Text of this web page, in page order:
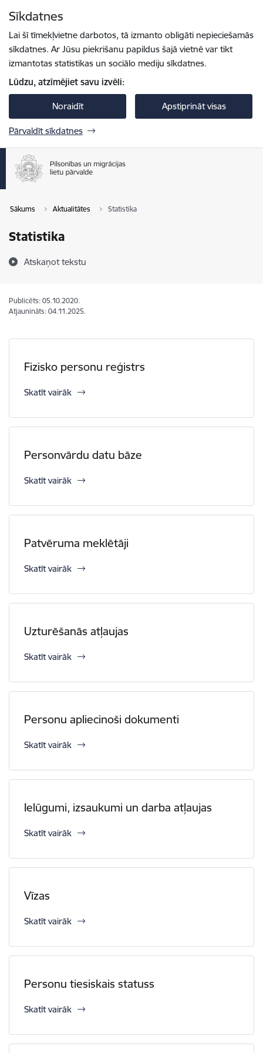
Sīkdatnes
Lai šī tīmekļvietne darbotos, tā izmanto obligāti nepieciešamās
sīkdatnes. Ar Jūsu piekrišanu papildus šajā vietnē var tikt
izmantotas statistikas un sociālo mediju sīkdatnes.
Lūdzu, atzīmējiet savu izvēli:
Noraidīt Apstiprināt visas
Pārvaldīt sīkdatnes
Sākums Aktualitātes Statistika
Statistika
Atskaņot tekstu
Publicēts: 05.10.2020.
Atjaunināts: 04.11.2025.
Fizisko personu reģistrs
Skatīt vairāk
Personvārdu datu bāze
Skatīt vairāk
Patvēruma meklētāji
Skatīt vairāk
Uzturēšanās atļaujas
Skatīt vairāk
Personu apliecinoši dokumenti
Skatīt vairāk
Ielūgumi, izsaukumi un darba atļaujas
Skatīt vairāk
Vīzas
Skatīt vairāk
Personu tiesiskais statuss
Skatīt vairāk